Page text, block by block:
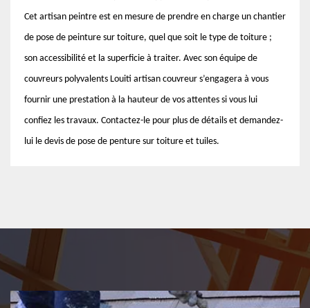
Cet artisan peintre est en mesure de prendre en charge un chantier
de pose de peinture sur toiture, quel que soit le type de toiture ;
son accessibilité et la superficie à traiter. Avec son équipe de
couvreurs polyvalents Louiti artisan couvreur s’engagera à vous
fournir une prestation à la hauteur de vos attentes si vous lui
confiez les travaux. Contactez-le pour plus de détails et demandez-
lui le devis de pose de penture sur toiture et tuiles.